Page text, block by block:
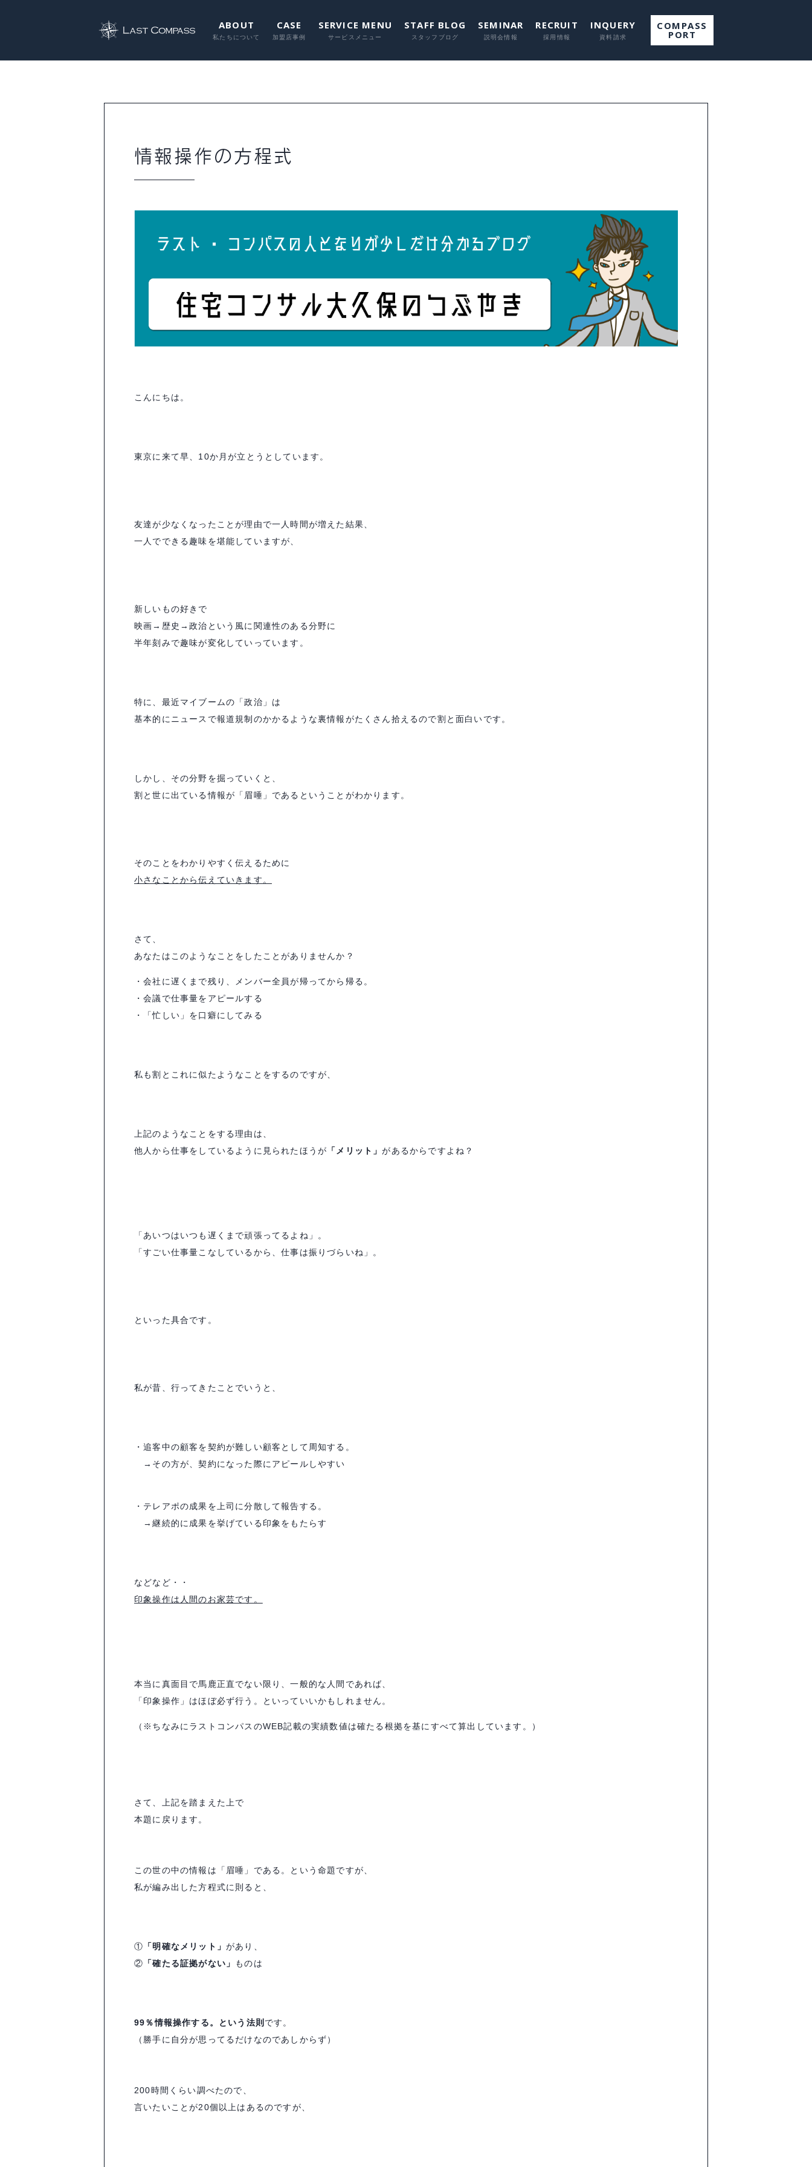
ABOUT CASE SERVICE MENU STAFF BLOG SEMINAR RECRUIT INQUERY COMPASS
PORT
情報操作の方程式
こんにちは。
東京に来て早、10か月が立とうとしています。
友達が少なくなったことが理由で一人時間が増えた結果、
一人でできる趣味を堪能していますが、
新しいもの好きで
映画→歴史→政治という風に関連性のある分野に
半年刻みで趣味が変化していっています。
特に、最近マイブームの「政治」は
基本的にニュースで報道規制のかかるような裏情報がたくさん拾えるので割と面白いです。
しかし、その分野を掘っていくと、
割と世に出ている情報が「眉唾」であるということがわかります。
そのことをわかりやすく伝えるために
小さなことから伝えていきます。
さて、
あなたはこのようなことをしたことがありませんか？
・会社に遅くまで残り、メンバー全員が帰ってから帰る。
・会議で仕事量をアピールする
・「忙しい」を口癖にしてみる
私も割とこれに似たようなことをするのですが、
上記のようなことをする理由は、
他人から仕事をしているように見られたほうが 「メリット」があるからですよね？
「あいつはいつも遅くまで頑張ってるよね」。
「すごい仕事量こなしているから、仕事は振りづらいね」。
といった具合です。
私が昔、行ってきたことでいうと、
・追客中の顧客を契約が難しい顧客として周知する。
→その方が、契約になった際にアピールしやすい
・テレアポの成果を上司に分散して報告する。
→継続的に成果を挙げている印象をもたらす
などなど・・
印象操作は人間のお家芸です。
本当に真面目で馬鹿正直でない限り、一般的な人間であれば、
「印象操作」はほぼ必ず行う。といっていいかもしれません。
（※ちなみにラストコンパスのWEB記載の実績数値は確たる根拠を基にすべて算出しています。）
さて、上記を踏まえた上で
本題に戻ります。
この世の中の情報は「眉唾」である。という命題ですが、
私が編み出した方程式に則ると、
① 「明確なメリット」があり、
② 「確たる証拠がない」 ものは
99％情報操作する。という法則 です。
（勝手に自分が思ってるだけなのであしからず）
200時間くらい調べたので、
言いたいことが20個以上はあるのですが、